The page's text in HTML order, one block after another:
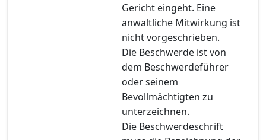
Gericht eingeht. Eine
anwaltliche Mitwirkung ist
nicht vorgeschrieben.
Die Beschwerde ist von
dem Beschwerdeführer
oder seinem
Bevollmächtigten zu
unterzeichnen.
Die Beschwerdeschrift